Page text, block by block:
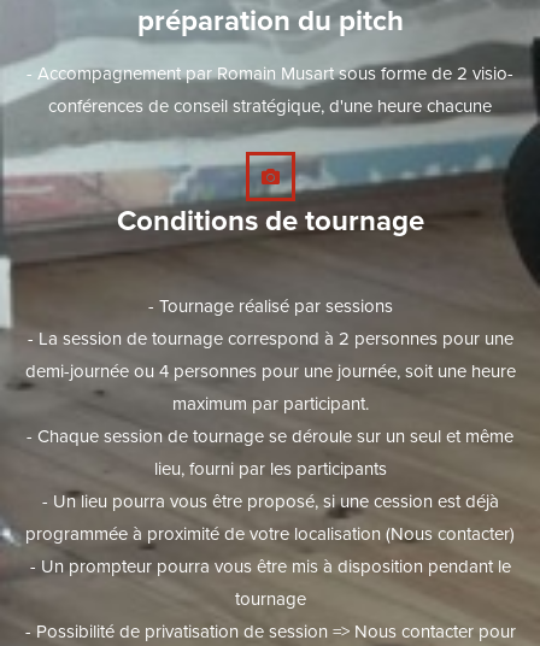
préparation du pitch
- Accompagnement par Romain Musart sous forme de 2 visio-
conférences de conseil stratégique, d'une heure chacune
Conditions de tournage
- Tournage réalisé par sessions
- La session de tournage correspond à 2 personnes pour une
demi-journée ou 4 personnes pour une journée, soit une heure
maximum par participant.
- Chaque session de tournage se déroule sur un seul et même
lieu, fourni par les participants
- Un lieu pourra vous être proposé, si une cession est déjà
programmée à proximité de votre localisation (Nous contacter)
- Un prompteur pourra vous être mis à disposition pendant le
tournage
- Possibilité de privatisation de session => Nous contacter pour